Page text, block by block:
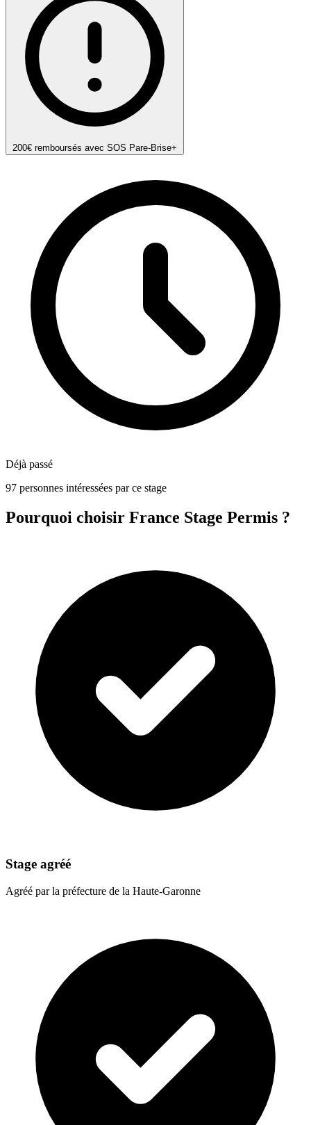
200€ remboursés avec SOS Pare-Brise+
Déjà passé
97 personnes intéressées par ce stage
Pourquoi choisir France Stage Permis ?
Stage agréé
Agréé par la préfecture de la Haute-Garonne